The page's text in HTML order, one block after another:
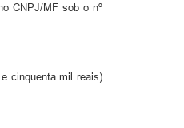
CNPJ/MF sob o nº
cinquenta mil reais)